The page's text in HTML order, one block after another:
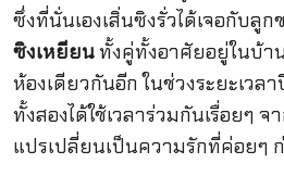
ซึ่งที่นั่นเองเสิ่นซิงรั่วได้เจอกับลู
ซิงเหยียนทั้งคู่ทั้งอาศัยอยู่ในบ้า
ห้องเดียวกันอีก ในช่วงระยะเวล
ทั้งสองได้ใช้เวลาร่วมกันเรื่อยๆ
แปรเปลี่ยนเป็นความรักที่ค่อยๆ